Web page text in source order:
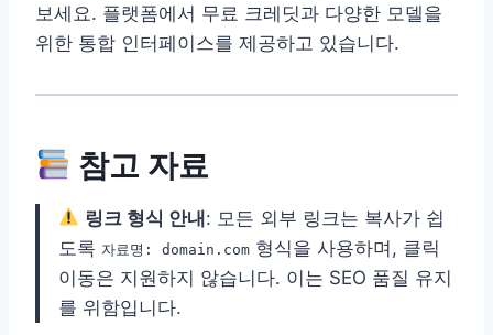
보세요. 플랫폼에서 무료 크레딧과 다양한 모델을
위한 통합 인터페이스를 제공하고 있습니다.
참고 자료
링크 형식 안내: 모든 외부 링크는 복사가 쉽
도록 자료명: domain.com 형식을 사용하며, 클릭
이동은 지원하지 않습니다. 이는 SEO 품질 유지
를 위함입니다.